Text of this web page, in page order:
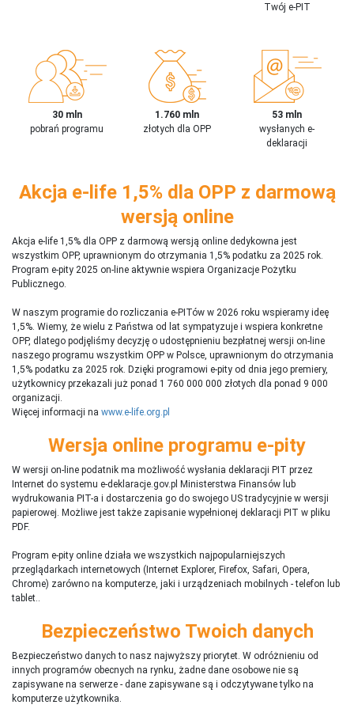
Twój e-PIT
30 mln
pobrań programu
1.760 mln
złotych dla OPP
53 mln
wysłanych e-
deklaracji
Akcja e-life 1,5% dla OPP z darmową
wersją online
Akcja e-life 1,5% dla OPP z darmową wersją online dedykowna jest
wszystkim OPP, uprawnionym do otrzymania 1,5% podatku za 2025 rok.
Program e-pity 2025 on-line aktywnie wspiera Organizacje Pożytku
Publicznego.
W naszym programie do rozliczania e-PITów w 2026 roku wspieramy ideę
1,5%. Wiemy, że wielu z Państwa od lat sympatyzuje i wspiera konkretne
OPP, dlatego podjęliśmy decyzję o udostępnieniu bezpłatnej wersji on-line
naszego programu wszystkim OPP w Polsce, uprawnionym do otrzymania
1,5% podatku za 2025 rok. Dzięki programowi e-pity od dnia jego premiery,
użytkownicy przekazali już ponad 1 760 000 000 złotych dla ponad 9 000
organizacji.
Więcej informacji na www.e-life.org.pl
Wersja online programu e-pity
W wersji on-line podatnik ma możliwość wysłania deklaracji PIT przez
Internet do systemu e-deklaracje.gov.pl Ministerstwa Finansów lub
wydrukowania PIT-a i dostarczenia go do swojego US tradycyjnie w wersji
papierowej. Możliwe jest także zapisanie wypełnionej deklaracji PIT w pliku
PDF.
Program e-pity online działa we wszystkich najpopularniejszych
przeglądarkach internetowych (Internet Explorer, Firefox, Safari, Opera,
Chrome) zarówno na komputerze, jaki i urządzeniach mobilnych - telefon lub
tablet..
Bezpieczeństwo Twoich danych
Bezpieczeństwo danych to nasz najwyższy priorytet. W odróżnieniu od
innych programów obecnych na rynku, żadne dane osobowe nie są
zapisywane na serwerze - dane zapisywane są i odczytywane tylko na
komputerze użytkownika.